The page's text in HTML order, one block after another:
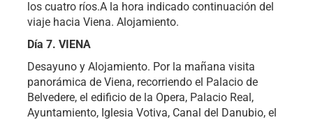
los cuatro ríos.A la hora indicado continuación del
viaje hacia Viena. Alojamiento.
Día 7. VIENA
Desayuno y Alojamiento. Por la mañana visita
panorámica de Viena, recorriendo el Palacio de
Belvedere, el edificio de la Opera, Palacio Real,
Ayuntamiento, Iglesia Votiva, Canal del Danubio, el